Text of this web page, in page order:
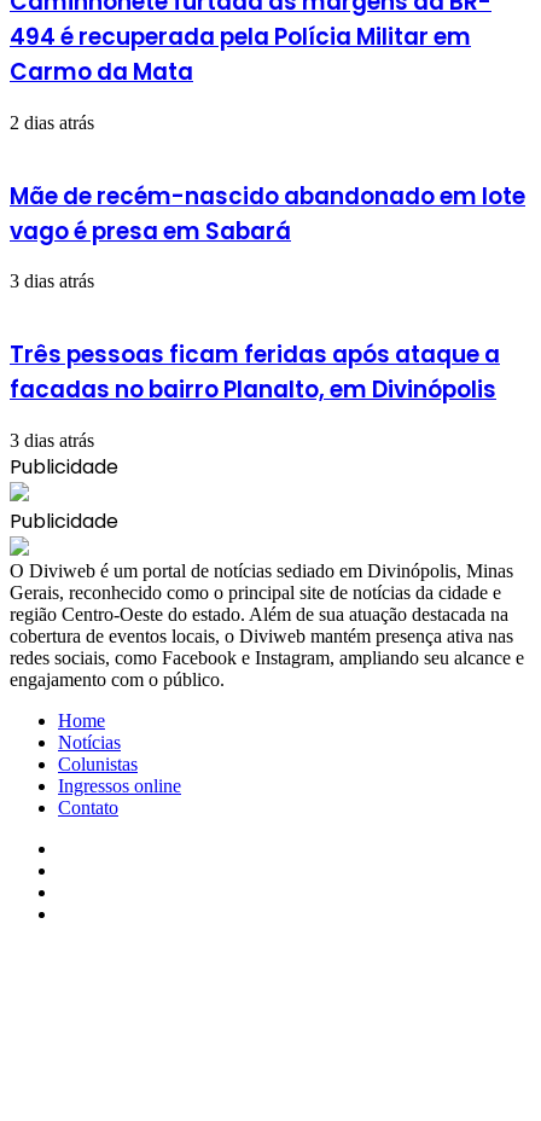
494 é recuperada pela Polícia Militar em
Carmo da Mata
2 dias atrás
Mãe de recém-nascido abandonado em lote
vago é presa em Sabará
3 dias atrás
Três pessoas ficam feridas após ataque a
facadas no bairro Planalto, em Divinópolis
3 dias atrás
Publicidade
Publicidade
​O Diviweb é um portal de notícias sediado em Divinópolis, Minas
Gerais, reconhecido como o principal site de notícias da cidade e
região Centro-Oeste do estado. Além de sua atuação destacada na
cobertura de eventos locais, o Diviweb mantém presença ativa nas
redes sociais, como Facebook e Instagram, ampliando seu alcance e
engajamento com o público.
Home
Notícias
Colunistas
Ingressos online
Contato